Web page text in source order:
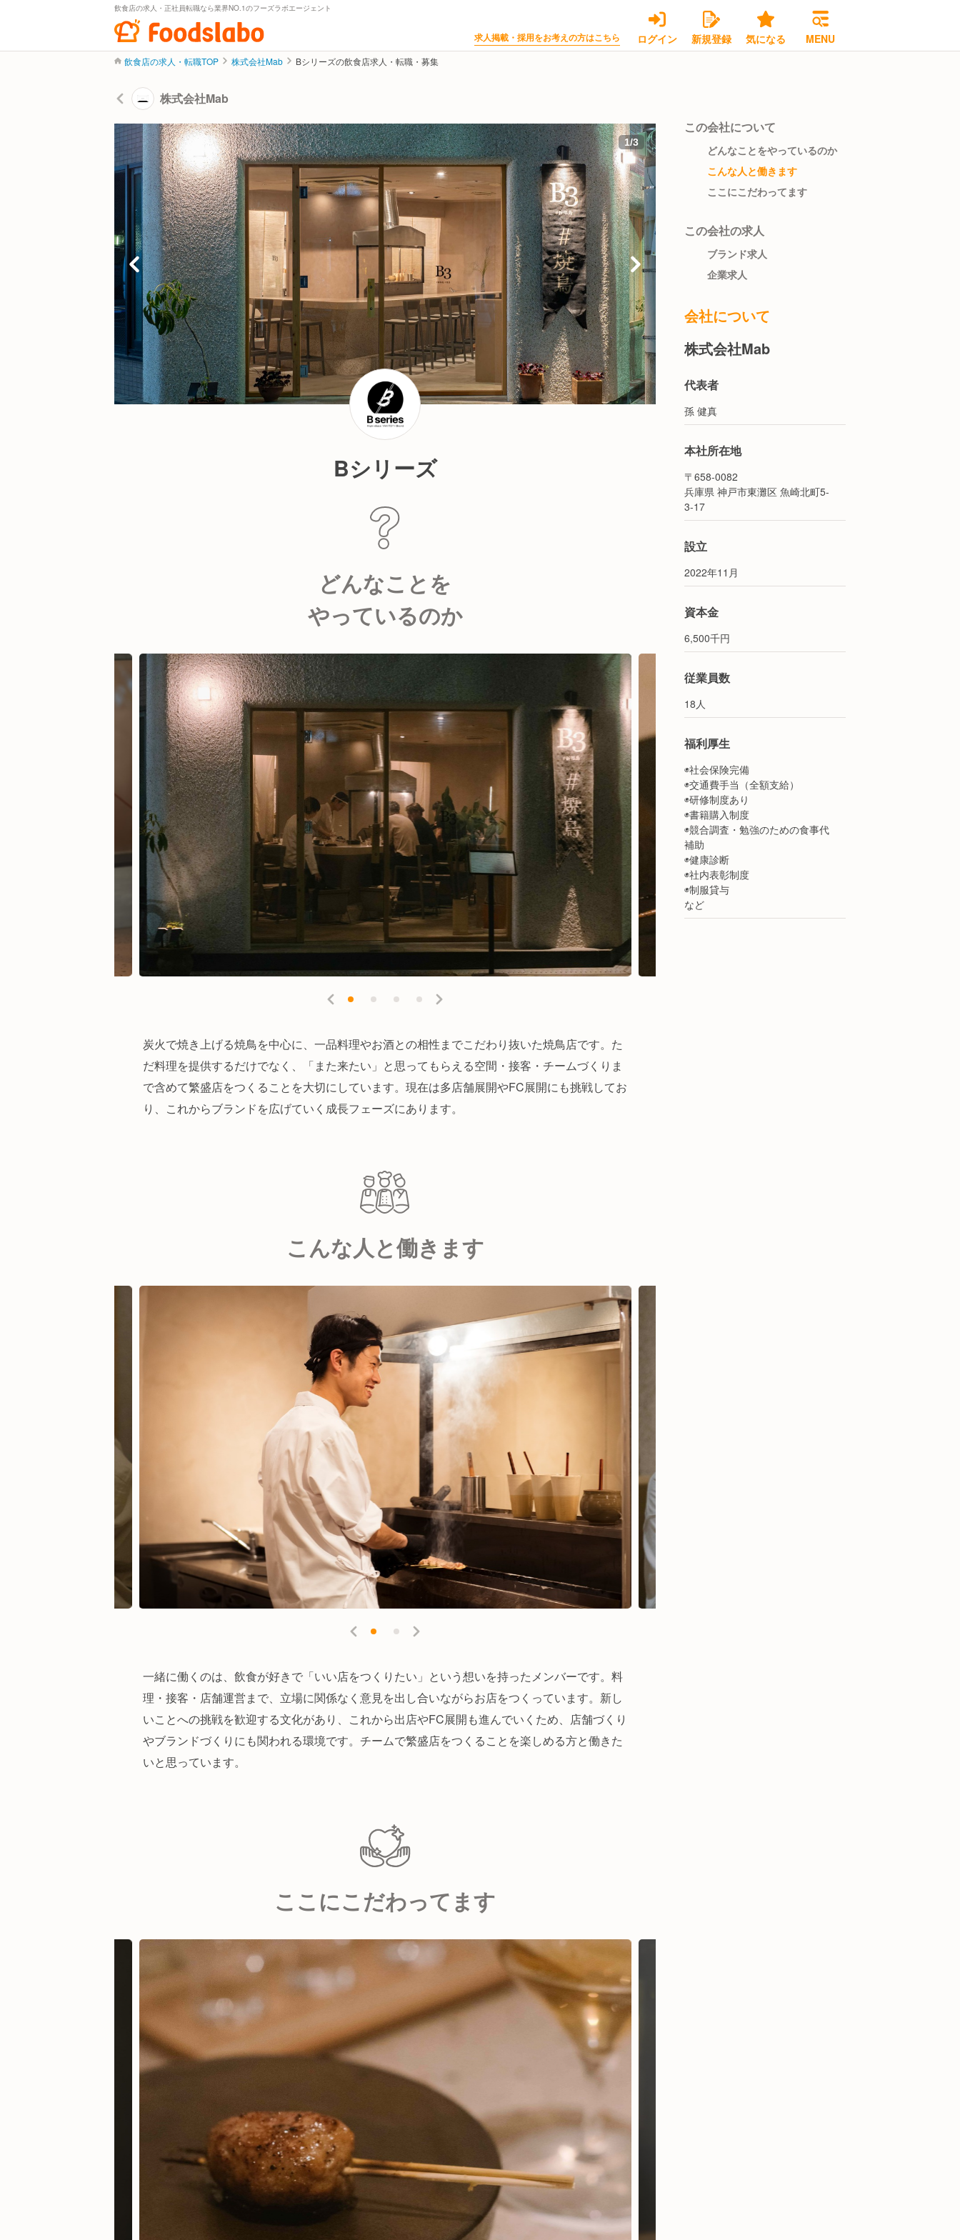
飲食店の求人・正社員転職なら業界NO.1のフーズラボエージェント
求人掲載・採用をお考えの方はこちら ログイン 新規登録 気になる MENU
飲食店の求人・転職TOP 株式会社Mab Bシリーズの飲食店求人・転職・募集
株式会社Mab
1/3
Bシリーズ
どんなことを
やっているのか
炭火で焼き上げる焼鳥を中心に、一品料理やお酒との相性までこだわり抜いた焼鳥店です。た
だ料理を提供するだけでなく、「また来たい」と思ってもらえる空間・接客・チームづくりま
で含めて繁盛店をつくることを大切にしています。現在は多店舗展開やFC展開にも挑戦してお
り、これからブランドを広げていく成長フェーズにあります。
こんな人と働きます
一緒に働くのは、飲食が好きで「いい店をつくりたい」という想いを持ったメンバーです。料
理・接客・店舗運営まで、立場に関係なく意見を出し合いながらお店をつくっています。新し
いことへの挑戦を歓迎する文化があり、これから出店やFC展開も進んでいくため、店舗づくり
やブランドづくりにも関われる環境です。チームで繁盛店をつくることを楽しめる方と働きた
いと思っています。
ここにこだわってます
この会社について
どんなことをやっているのか
こんな人と働きます
ここにこだわってます
この会社の求人
ブランド求人
企業求人
会社について
株式会社Mab
代表者
孫 健真
本社所在地
〒658-0082
兵庫県 神戸市東灘区 魚崎北町5-
3-17
設立
2022年11月
資本金
6,500千円
従業員数
18人
福利厚生
◉社会保険完備
◉交通費手当（全額支給）
◉研修制度あり
◉書籍購入制度
◉競合調査・勉強のための食事代
補助
◉健康診断
◉社内表彰制度
◉制服貸与
など